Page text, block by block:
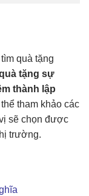
quà tặng
tặng sự
thành lập
tham khảo các
sẽ chọn được
trường.